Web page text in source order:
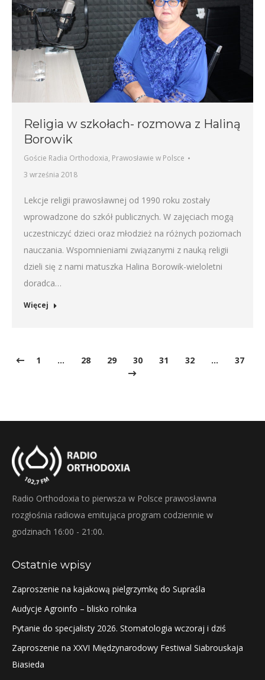
Religia w szkołach- rozmowa z Haliną
Borowik
Goście Radia Orthodoxia, Prawosławie w Polsce
3 września 2018
Lekcje religii prawosławnej od 1990 roku zostały
wprowadzone do szkół publicznych. W zajęciach mogą
uczestniczyć dzieci oraz młodzież na różnych poziomach
nauczania. Wspomnieniami związanymi z nauką religii
dzieli się z nami matuszka Halina Borowik-wieloletni
doradca…
Więcej
1 … 28 29 30 31 32 … 37
Radio Orthodoxia to pierwsza w Polsce prawosławna
rozgłośnia radiowa emitująca program codziennie w
godzinach 16:00 - 21:00.
Ostatnie wpisy
Zaproszenie na kajakową pielgrzymkę do Supraśla
Audycje Agroinfo – blisko rolnika
Pytanie do specjalisty 2026. Stomatologia wczoraj i dziś
Zaproszenie na XXVI Międzynarodowy Festiwal Siabrouskaja
Biasieda